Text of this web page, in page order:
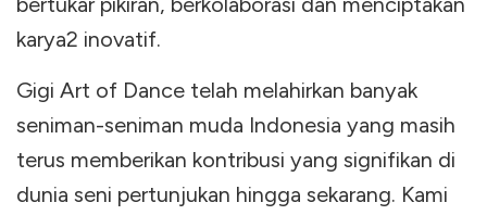
karya2 inovatif.
Gigi Art of Dance telah melahirkan banyak
seniman-seniman muda Indonesia yang masih
terus memberikan kontribusi yang signifikan di
dunia seni pertunjukan hingga sekarang. Kami